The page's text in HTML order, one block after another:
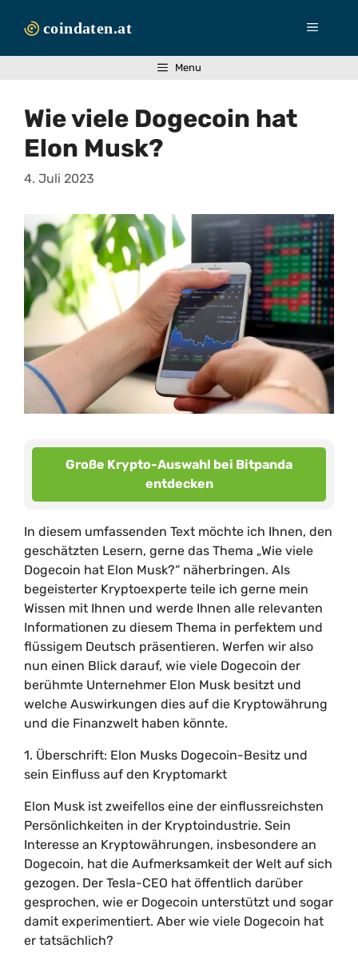
Inhalt
Menü
Menu
Wie viele Dogecoin hat
Elon Musk?
4. Juli 2023
Große Krypto-Auswahl bei Bitpanda
entdecken
In diesem umfassenden Text möchte ich Ihnen, den
geschätzten Lesern, gerne das Thema „Wie viele
Dogecoin hat Elon Musk?“ näherbringen. Als
begeisterter Kryptoexperte teile ich gerne mein
Wissen mit Ihnen und werde Ihnen alle relevanten
Informationen zu diesem Thema in perfektem und
flüssigem Deutsch präsentieren. Werfen wir also
nun einen Blick darauf, wie viele Dogecoin der
berühmte Unternehmer Elon Musk besitzt und
welche Auswirkungen dies auf die Kryptowährung
und die Finanzwelt haben könnte.
1. Überschrift: Elon Musks Dogecoin-Besitz und
sein Einfluss auf den Kryptomarkt
Elon Musk ist zweifellos eine der einflussreichsten
Persönlichkeiten in der Kryptoindustrie. Sein
Interesse an Kryptowährungen, insbesondere an
Dogecoin, hat die Aufmerksamkeit der Welt auf sich
gezogen. Der Tesla-CEO hat öffentlich darüber
gesprochen, wie er Dogecoin unterstützt und sogar
damit experimentiert. Aber wie viele Dogecoin hat
er tatsächlich?